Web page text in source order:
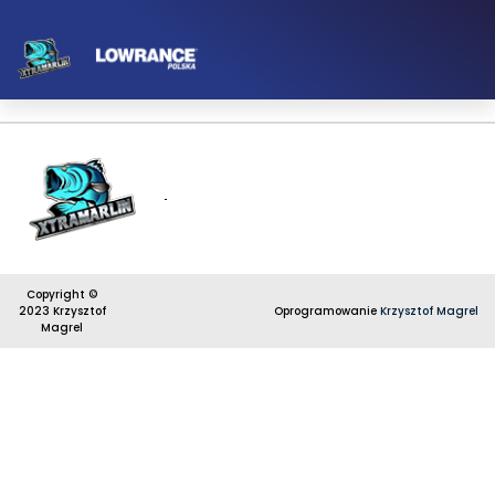
Copyright ©
2023 Krzysztof
Magrel
Oprogramowanie Krzysztof Magrel